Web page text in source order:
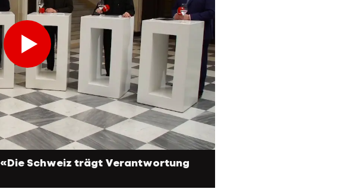
«Die Schweiz trägt Verantwortung